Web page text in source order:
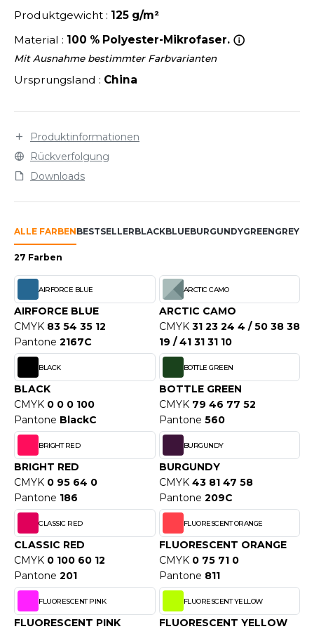
LABEL / TEAR AWAY
HIVIZ
UND JACKEN
OF THE LOOM
OF THE LOOM VINTAGE
- BLANKS
COOL
HOODS
T'S
SERIE
Produktgewicht : 125 g/m²
Material : 100 % Polyester-Mikrofaser.
Mit Ausnahme bestimmter Farbvarianten
Ursprungsland : China
Produktinformationen
Rückverfolgung
Downloads
ALLE FARBENBESTSELLERBLACKBLUEBURGUNDYGREENGREY
27 Farben
AIRFORCE BLUE
AIRFORCE BLUE
CMYK 83 54 35 12
Pantone 2167C
ARCTIC CAMO
ARCTIC CAMO
CMYK 31 23 24 4 / 50 38 38
19 / 41 31 31 10
BLACK
BLACK
CMYK 0 0 0 100
Pantone BlackC
BOTTLE GREEN
BOTTLE GREEN
CMYK 79 46 77 52
Pantone 560
BRIGHT RED
BRIGHT RED
CMYK 0 95 64 0
Pantone 186
BURGUNDY
BURGUNDY
CMYK 43 81 47 58
Pantone 209C
CLASSIC RED
CLASSIC RED
CMYK 0 100 60 12
Pantone 201
FLUORESCENT ORANGE
FLUORESCENT ORANGE
CMYK 0 75 71 0
Pantone 811
FLUORESCENT PINK
FLUORESCENT PINK
FLUORESCENT YELLOW
FLUORESCENT YELLOW